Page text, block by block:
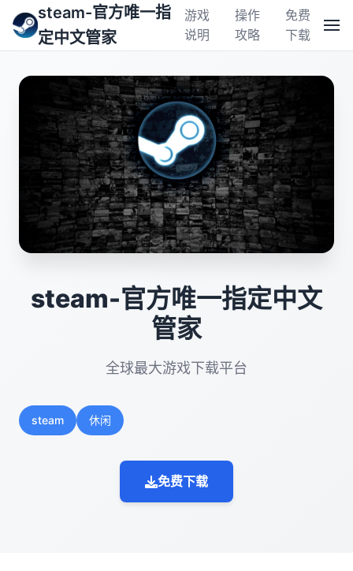
steam-官方唯一指
定中文管家
游戏
说明
操作
攻略
免费
下载
steam-官方唯一指定中文
管家
全球最大游戏下载平台
steam 休闲
免费下载